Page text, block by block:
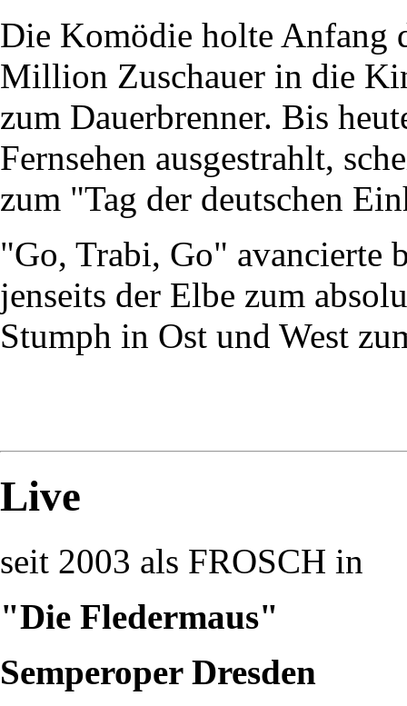
Die Komödie holte Anfang
Million Zuschauer in die
zum Dauerbrenner. Bis
Fernsehen ausgestrahlt,
zum "Tag der deutschen
"Go, Trabi, Go" avancierte
jenseits der Elbe zum
Stumph in Ost und West
Live
seit 2003 als FROSCH in
"Die Fledermaus"
Semperoper Dresden